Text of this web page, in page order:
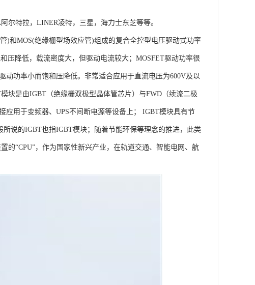
尔特拉，LINER凌特，三星，海力士东芝等等。
)和MOS(绝缘栅型场效应管)组成的复合全控型电压驱动式功率
压降低，载流密度大，但驱动电流较大；MOSFET驱动功率很
功率小而饱和压降低。非常适合应用于直流电压为600V及以
块是由IGBT（绝缘栅双极型晶体管芯片）与FWD（续流二极
用于变频器、UPS不间断电源等设备上； IGBT模块具有节
说的IGBT也指IGBT模块；随着节能环保等理念的推进，此类
的“CPU”，作为国家性新兴产业，在轨道交通、智能电网、航